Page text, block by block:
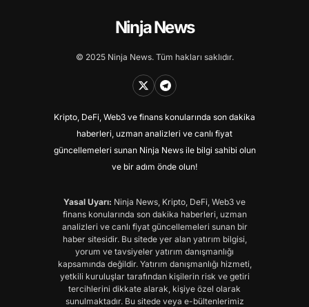
Ninja News
© 2025 Ninja News. Tüm hakları saklıdır.
Kripto, DeFi, Web3 ve finans konularında son dakika
haberleri, uzman analizleri ve canlı fiyat
güncellemeleri sunan Ninja News ile bilgi sahibi olun
ve bir adım önde olun!
Yasal Uyarı: Ninja News, Kripto, DeFi, Web3 ve
finans konularında son dakika haberleri, uzman
analizleri ve canlı fiyat güncellemeleri sunan bir
haber sitesidir. Bu sitede yer alan yatırım bilgisi,
yorum ve tavsiyeler yatırım danışmanlığı
kapsamında değildir. Yatırım danışmanlığı hizmeti,
yetkili kuruluşlar tarafından kişilerin risk ve getiri
tercihlerini dikkate alarak, kişiye özel olarak
sunulmaktadır. Bu sitede veya e-bültenlerimiz